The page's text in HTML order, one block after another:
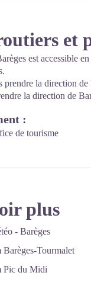
et
est accessible
prendre la direction
la direction de
:
de tourisme
plus
- Barèges
Barèges-Tourmalet
Pic du Midi